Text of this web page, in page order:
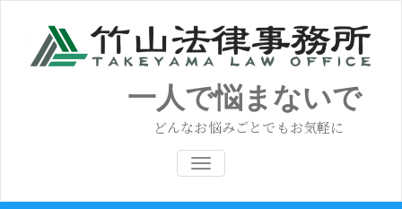
一人で悩まないで
どんなお悩みごとでもお気軽に
ナビゲーション切り替え